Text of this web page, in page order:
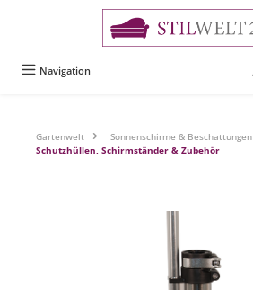
Navigation
Gartenwelt
Sonnenschirme & Beschattungen
Schutzhüllen, Schirmständer & Zubehör